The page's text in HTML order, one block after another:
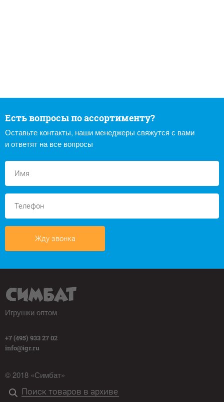
Есть вопросы по ассортименту?
Оставьте контакты, наши менеджеры свяжутся с вами
и ответят на все вопросы
Жду звонка
Игрушки оптом
+7 (495) 933 27 02
info@igr.ru
© 2018 «Симбат»